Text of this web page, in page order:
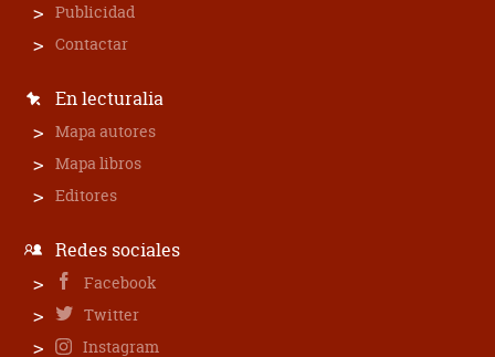
Publicidad
Contactar
En lecturalia
Mapa autores
Mapa libros
Editores
Redes sociales
Facebook
Twitter
Instagram